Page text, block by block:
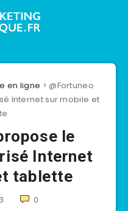
en ligne > @Fortuneo
Internet sur mobile et
le
Internet
tablette
0